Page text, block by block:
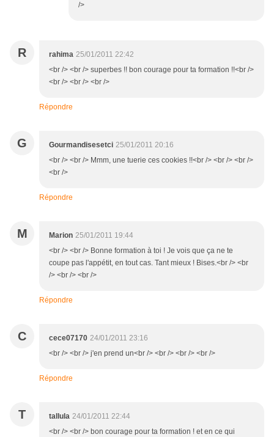
/>
R rahima 25/01/2011 22:42
<br /> <br /> superbes !! bon courage pour ta formation !!<br />
<br /> <br /> <br />
Répondre
G Gourmandisesetci 25/01/2011 20:16
<br /> <br /> Mmm, une tuerie ces cookies !!<br /> <br /> <br />
<br />
Répondre
M Marion 25/01/2011 19:44
<br /> <br /> Bonne formation à toi ! Je vois que ça ne te
coupe pas l'appétit, en tout cas. Tant mieux ! Bises.<br /> <br
/> <br /> <br />
Répondre
C cece07170 24/01/2011 23:16
<br /> <br /> j'en prend un<br /> <br /> <br /> <br />
Répondre
T tallula 24/01/2011 22:44
<br /> <br /> bon courage pour ta formation ! et en ce qui